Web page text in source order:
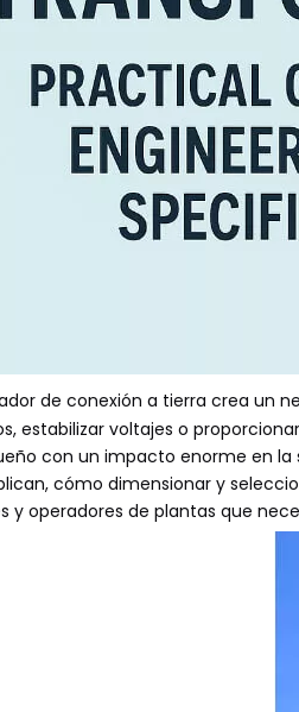
de conexión a tierra crea un
estabilizar voltajes o
con un impacto enorme en
cómo dimensionar y
y operadores de plantas que